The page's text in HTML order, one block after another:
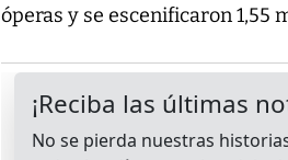
óperas y se escenificaron 1,55